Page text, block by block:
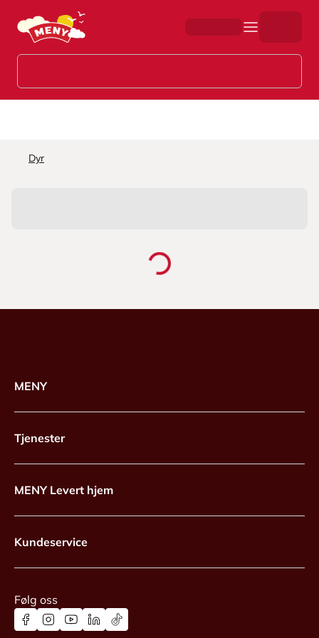
Hopp til hovedinnhold
Dyr
MENY
Tjenester
MENY Levert hjem
Kundeservice
Følg oss